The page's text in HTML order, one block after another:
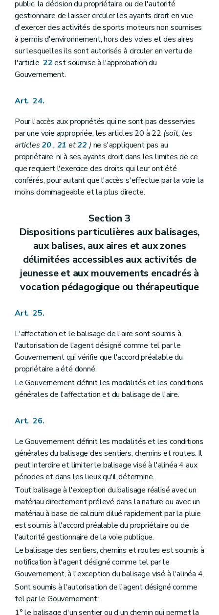
public, la décision du propriétaire ou de l'autorité
gestionnaire de laisser circuler les ayants droit en vue
d'exercer des activités de sports moteurs non soumises
à permis d'environnement, hors des voies et des aires
sur lesquelles ils sont autorisés à circuler en vertu de
l'article22est soumise à l'approbation du
Gouvernement.
Art. 24.
Pour l'accès aux propriétés qui ne sont pas desservies
par une voie appropriée, les articles 20 à 22 (soit, les
articles20, 21 et22 ) ne s'appliquent pas au
propriétaire, ni à ses ayants droit dans les limites de ce
que requiert l'exercice des droits qui leur ont été
conférés, pour autant que l'accès s'effectue par la voie la
moins dommageable et la plus directe.
Section 3
Dispositions particulières aux balisages,
aux balises, aux aires et aux zones
délimitées accessibles aux activités de
jeunesse et aux mouvements encadrés à
vocation pédagogique ou thérapeutique
Art. 25.
L'affectation et le balisage de l'aire sont soumis à
l'autorisation de l'agent désigné comme tel par le
Gouvernement qui vérifie que l'accord préalable du
propriétaire a été donné.
Le Gouvernement définit les modalités et les conditions
générales de l'affectation et du balisage de l'aire.
Art. 26.
Le Gouvernement définit les modalités et les conditions
générales du balisage des sentiers, chemins et routes. Il
peut interdire et limiter le balisage visé à l'alinéa 4 aux
périodes et dans les lieux qu'il détermine.
Tout balisage à l'exception du balisage réalisé avec un
matériau directement prélevé dans la nature ou avec un
matériau à base de calcium dilué rapidement par la pluie
est soumis à l'accord préalable du propriétaire ou de
l'autorité gestionnaire de la voie publique.
Le balisage des sentiers, chemins et routes est soumis à
notification à l'agent désigné comme tel par le
Gouvernement, à l'exception du balisage visé à l'alinéa 4.
Sont soumis à l'autorisation de l'agent désigné comme
tel par le Gouvernement:
1° le balisage d'un sentier ou d'un chemin qui permet la